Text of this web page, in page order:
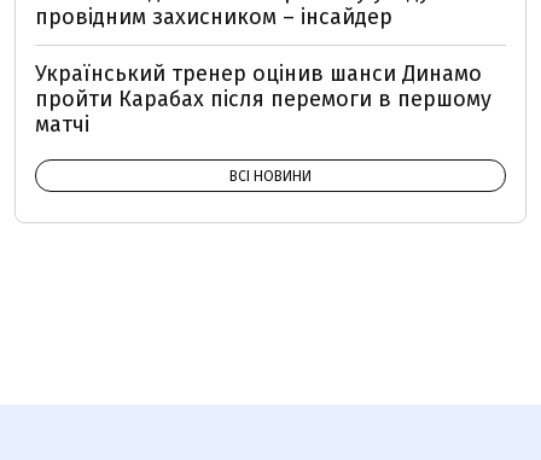
провідним захисником – інсайдер
Український тренер оцінив шанси Динамо
пройти Карабах після перемоги в першому
матчі
ВСІ НОВИНИ